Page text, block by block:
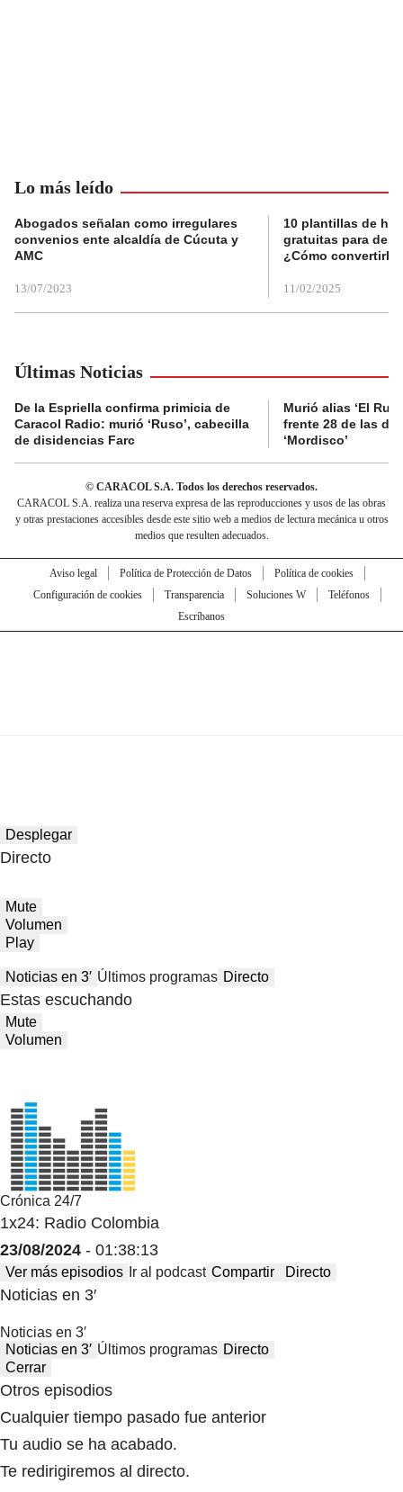
Lo más leído
Abogados señalan como irregulares
convenios ente alcaldía de Cúcuta y
AMC
13/07/2023
10 plantillas de
gratuitas para
¿Cómo convertirla
11/02/2025
Últimas Noticias
De la Espriella confirma primicia de
Caracol Radio: murió ‘Ruso’, cabecilla
de disidencias Farc
Murió alias ‘El
frente 28 de las
‘Mordisco’
© CARACOL S.A. Todos los derechos reservados.
CARACOL S.A. realiza una reserva expresa de las reproducciones y usos de las obras
y otras prestaciones accesibles desde este sitio web a medios de lectura mecánica u otros
medios que resulten adecuados.
Aviso legal Política de Protección de Datos
Política de cookies
Configuración de cookies
Transparencia Soluciones W
Teléfonos
Escríbanos
Desplegar
Directo
Mute
Volumen
Play
Noticias en 3′ Últimos programas Directo
Estas escuchando
Mute
Volumen
Crónica 24/7
1x24: Radio Colombia
23/08/2024 - 01:38:13
Ver más episodios Ir al podcast Compartir Directo
Noticias en 3′
Noticias en 3′
Noticias en 3′ Últimos programas Directo
Cerrar
Otros episodios
Cualquier tiempo pasado fue anterior
Tu audio se ha acabado.
Te redirigiremos al directo.